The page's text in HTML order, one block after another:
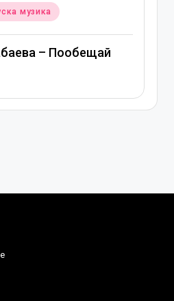
музика
– Пообещай